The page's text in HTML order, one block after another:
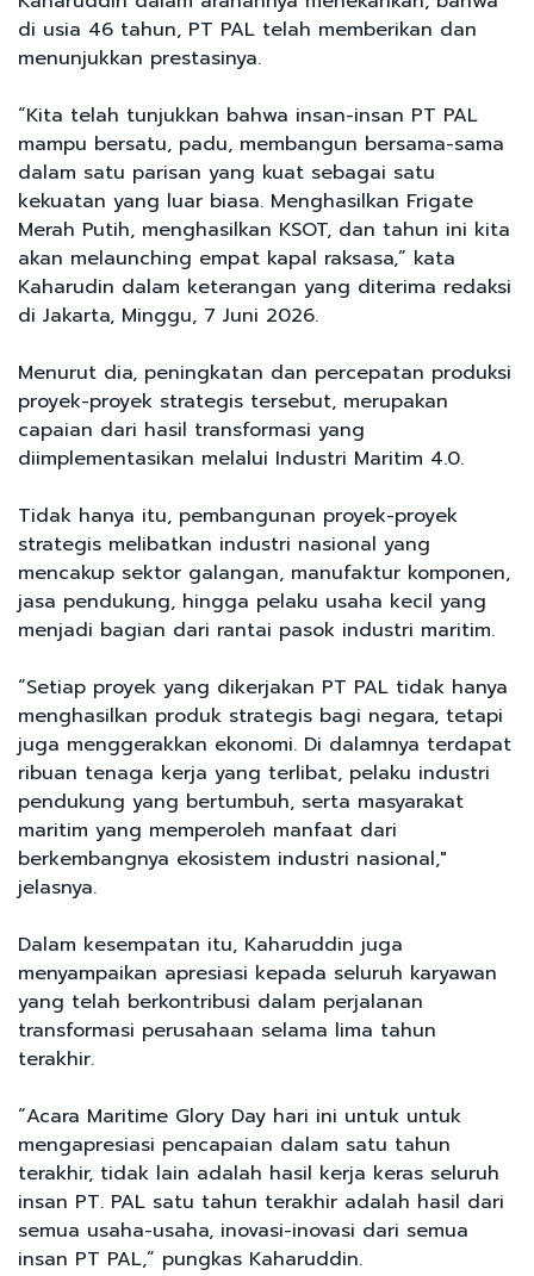
di usia 46 tahun, PT PAL telah memberikan dan
menunjukkan prestasinya.
“Kita telah tunjukkan bahwa insan-insan PT PAL
mampu bersatu, padu, membangun bersama-sama
dalam satu parisan yang kuat sebagai satu
kekuatan yang luar biasa. Menghasilkan Frigate
Merah Putih, menghasilkan KSOT, dan tahun ini kita
akan melaunching empat kapal raksasa,” kata
Kaharudin dalam keterangan yang diterima redaksi
di Jakarta, Minggu, 7 Juni 2026.
Menurut dia, peningkatan dan percepatan produksi
proyek-proyek strategis tersebut, merupakan
capaian dari hasil transformasi yang
diimplementasikan melalui Industri Maritim 4.0.
Tidak hanya itu, pembangunan proyek-proyek
strategis melibatkan industri nasional yang
mencakup sektor galangan, manufaktur komponen,
jasa pendukung, hingga pelaku usaha kecil yang
menjadi bagian dari rantai pasok industri maritim.
“Setiap proyek yang dikerjakan PT PAL tidak hanya
menghasilkan produk strategis bagi negara, tetapi
juga menggerakkan ekonomi. Di dalamnya terdapat
ribuan tenaga kerja yang terlibat, pelaku industri
pendukung yang bertumbuh, serta masyarakat
maritim yang memperoleh manfaat dari
berkembangnya ekosistem industri nasional,"
jelasnya.
Dalam kesempatan itu, Kaharuddin juga
menyampaikan apresiasi kepada seluruh karyawan
yang telah berkontribusi dalam perjalanan
transformasi perusahaan selama lima tahun
terakhir.
“Acara Maritime Glory Day hari ini untuk untuk
mengapresiasi pencapaian dalam satu tahun
terakhir, tidak lain adalah hasil kerja keras seluruh
insan PT. PAL satu tahun terakhir adalah hasil dari
semua usaha-usaha, inovasi-inovasi dari semua
insan PT PAL,” pungkas Kaharuddin.